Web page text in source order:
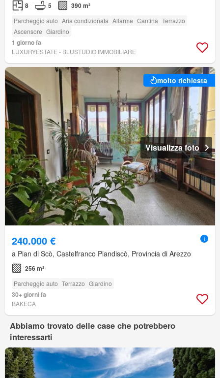
8 5 390 m²
Parcheggio auto Aria condizionata Allarme Cantina Terrazzo
Ascensore Giardino
1 giorno fa
LUXURYESTATE - BLUSTUDIO IMMOBILIARE
molto richiesta
Visualizza foto
240.000 €
a Pian di Scò, Castelfranco Piandiscò, Provincia di Arezzo
256 m²
Parcheggio auto Terrazzo Giardino
30+ giorni fa
BAKECA
Abbiamo trovato delle case che potrebbero
interessarti